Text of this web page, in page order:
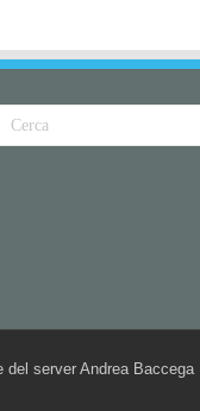
del server Andrea